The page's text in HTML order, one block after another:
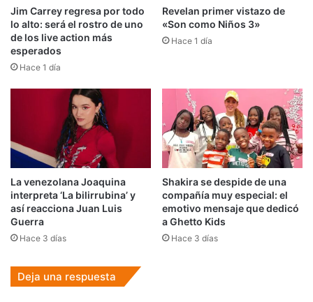
Jim Carrey regresa por todo
lo alto: será el rostro de uno
de los live action más
esperados
Hace 1 día
Revelan primer vistazo de
«Son como Niños 3»
Hace 1 día
La venezolana Joaquina
interpreta ‘La bilirrubina’ y
así reacciona Juan Luis
Guerra
Hace 3 días
Shakira se despide de una
compañía muy especial: el
emotivo mensaje que dedicó
a Ghetto Kids
Hace 3 días
Deja una respuesta